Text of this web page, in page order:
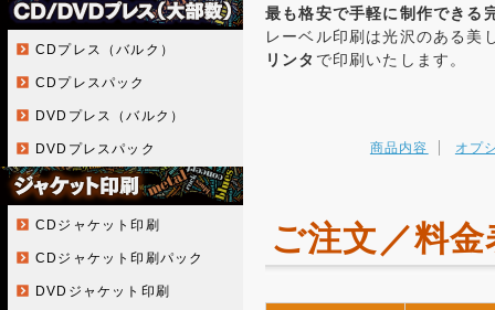
CDプレス（バルク）
CDプレスパック
DVDプレス（バルク）
DVDプレスパック
CDジャケット印刷
CDジャケット印刷パック
DVDジャケット印刷
最も格安で手軽に制作できる
レーベル印刷は光沢のある美
リンタ で印刷いたします。
商品内容 オプ
ご注文／料